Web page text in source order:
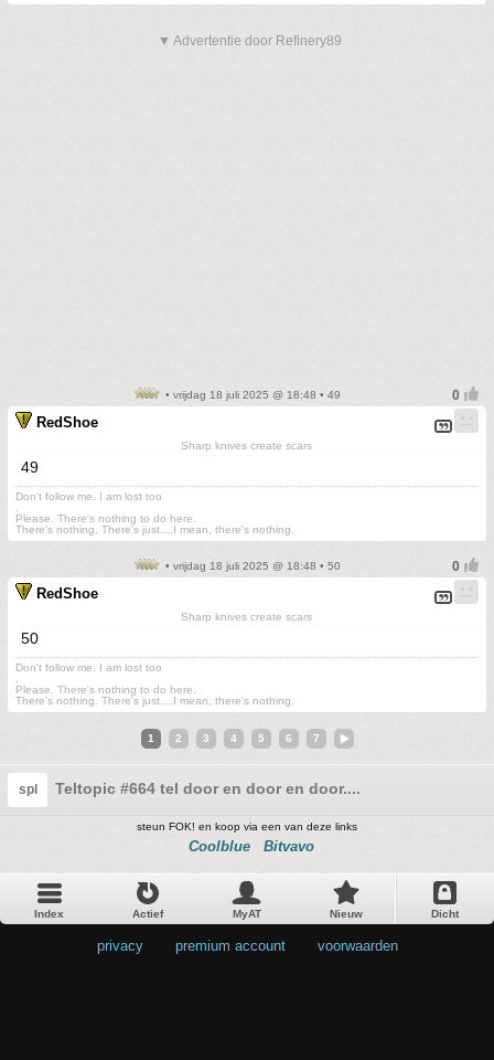
▼ Advertentie door Refinery89
• vrijdag 18 juli 2025 @ 18:48 • 49
RedShoe
Sharp knives create scars
49
Don't follow me. I am lost too
Please. There's nothing to do here.
There's nothing. There's just....I mean, there's nothing.
• vrijdag 18 juli 2025 @ 18:48 • 50
RedShoe
Sharp knives create scars
50
Don't follow me. I am lost too
Please. There's nothing to do here.
There's nothing. There's just....I mean, there's nothing.
1 2 3 4 5 6 7
spl Teltopic #664 tel door en door en door....
steun FOK! en koop via een van deze links
Coolblue Bitvavo
Index Actief MyAT Nieuw Dicht
privacy premium account voorwaarden